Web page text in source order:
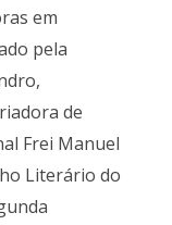
em
pela
de
Frei Manuel
Literário do